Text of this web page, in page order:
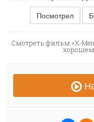
Посмотрел
Смотреть фильм «X-
хорошем